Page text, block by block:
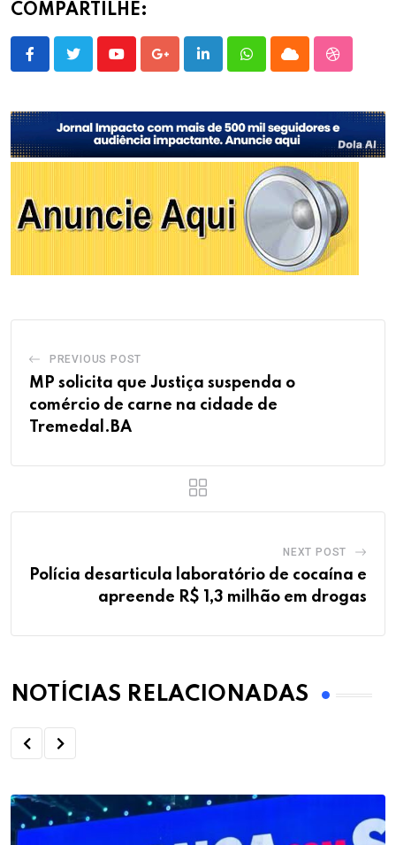
COMPARTILHE:
YoutubeGoogle+LinkedInWhatsappCloud
PREVIOUS POST
MP solicita que Justiça suspenda o
comércio de carne na cidade de
Tremedal.BA
NEXT POST
Polícia desarticula laboratório de cocaína e
apreende R$ 1,3 milhão em drogas
NOTÍCIAS RELACIONADAS